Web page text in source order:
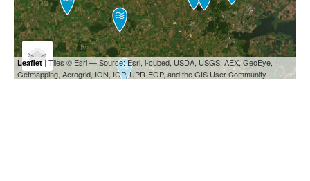
Leaflet| Tiles © Esri — Source: Esri, i-cubed, USDA, USGS, AEX, GeoEye,
Getmapping, Aerogrid, IGN, IGP, UPR-EGP, and the GIS User Community